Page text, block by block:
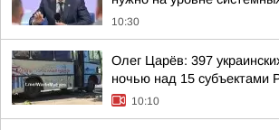
10:30
Олег Царёв: 397
ночью над 15 субъектами
10:10